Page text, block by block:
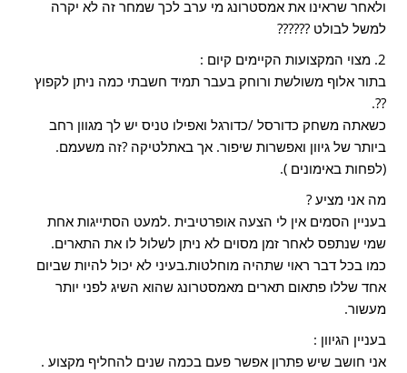
ולאחר שראינו את אמסטרונג מי ערב לכך שמחר זה לא יקרה
למשל לבולט ??????
2. מצוי המקצועות הקיימים קיום :
בתור אלוף משולשת ורוחק בעבר תמיד חשבתי כמה ניתן לקפוץ
??.
כשאתה משחק כדורסל /כדורגל ואפילו טניס יש לך מגוון רחב
ביותר של גיוון ואפשרות שיפור. אך באתלטיקה ?זה משעמם.
(לפחות באימונים ).
מה אני מציע ?
בעניין הסמים אין לי הצעה אופרטיבית .למעט הסתייגות אחת
שמי שנתפס לאחר זמן מסוים לא ניתן לשלול לו את התארים.
כמו בכל דבר ראוי שתהיה מוחלטות.בעיני לא יכול להיות שביום
אחד שללו פתאום תארים מאמסטרונג שהוא השיג לפני יותר
מעשור.
בעניין הגיוון :
אני חושב שיש פתרון אפשר פעם בכמה שנים להחליף מקצוע .